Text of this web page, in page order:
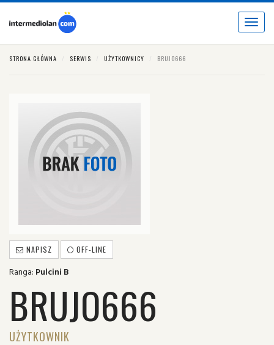
Toggle
STRONA GŁÓWNA SERWIS UŻYTKOWNICY BRUJO666
NAPISZ OFF-LINE
Ranga: Pulcini B
BRUJO666
UŻYTKOWNIK